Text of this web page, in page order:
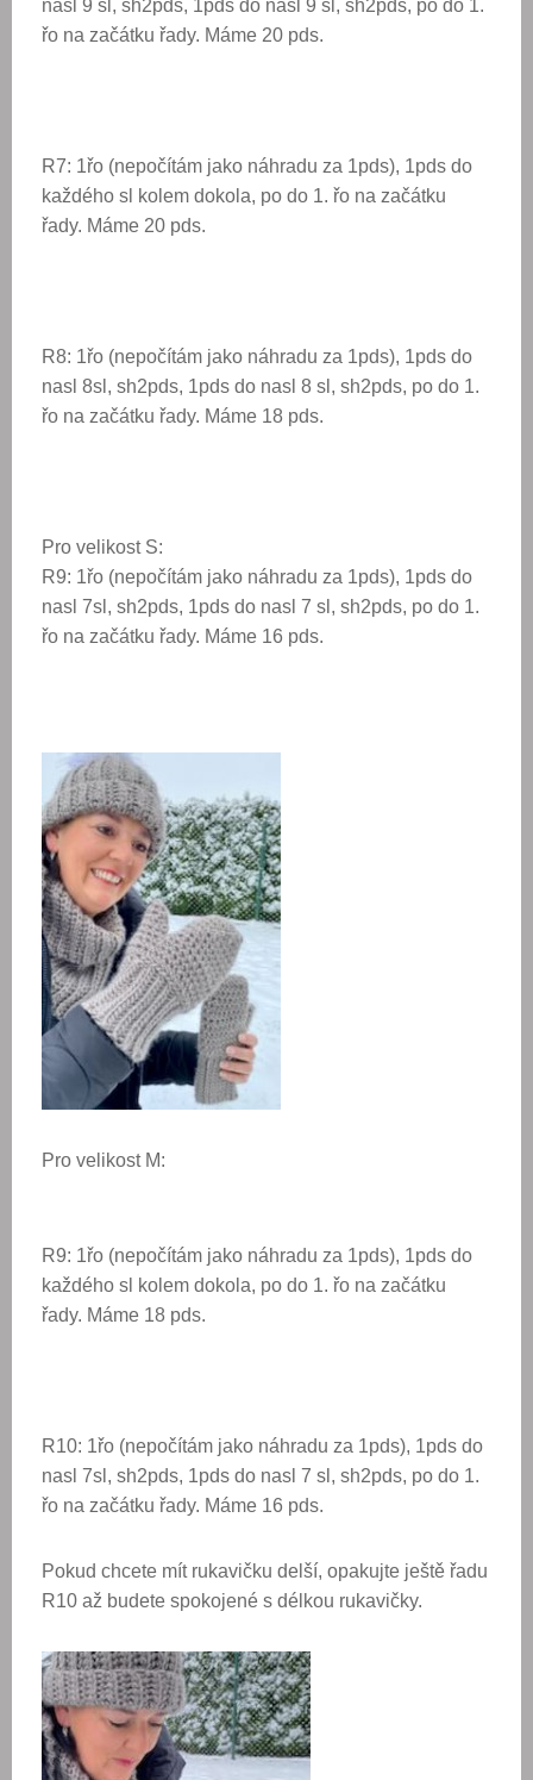
nasl 9 sl, sh2pds, 1pds do nasl 9 sl, sh2pds, po do 1.
řo na začátku řady. Máme 20 pds.
R7: 1řo (nepočítám jako náhradu za 1pds), 1pds do
každého sl kolem dokola, po do 1. řo na začátku
řady. Máme 20 pds.
R8: 1řo (nepočítám jako náhradu za 1pds), 1pds do
nasl 8sl, sh2pds, 1pds do nasl 8 sl, sh2pds, po do 1.
řo na začátku řady. Máme 18 pds.
Pro velikost S:
R9: 1řo (nepočítám jako náhradu za 1pds), 1pds do
nasl 7sl, sh2pds, 1pds do nasl 7 sl, sh2pds, po do 1.
řo na začátku řady. Máme 16 pds.
Pro velikost M:
R9: 1řo (nepočítám jako náhradu za 1pds), 1pds do
každého sl kolem dokola, po do 1. řo na začátku
řady. Máme 18 pds.
R10: 1řo (nepočítám jako náhradu za 1pds), 1pds do
nasl 7sl, sh2pds, 1pds do nasl 7 sl, sh2pds, po do 1.
řo na začátku řady. Máme 16 pds.
Pokud chcete mít rukavičku delší, opakujte ještě řadu
R10 až budete spokojené s délkou rukavičky.